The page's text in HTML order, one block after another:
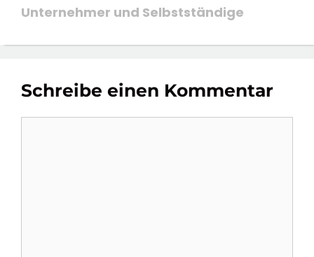
Unternehmer und Selbstständige
Schreibe einen Kommentar